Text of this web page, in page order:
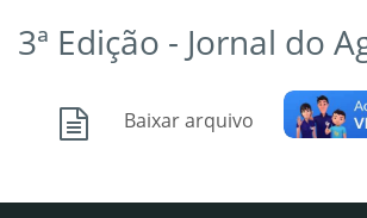
3ª Edição - Jornal do
Baixar arquivo